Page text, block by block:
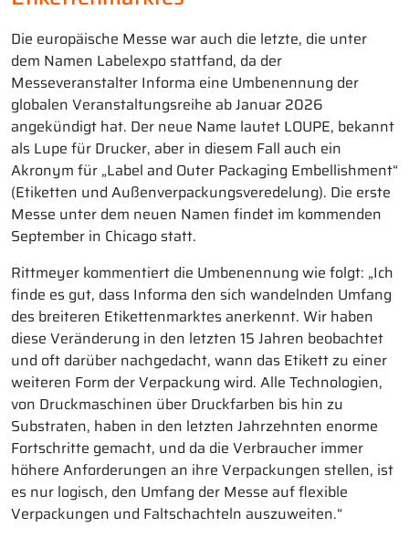
Die europäische Messe war auch die letzte, die unter
dem Namen Labelexpo stattfand, da der
Messeveranstalter Informa eine Umbenennung der
globalen Veranstaltungsreihe ab Januar 2026
angekündigt hat. Der neue Name lautet LOUPE, bekannt
als Lupe für Drucker, aber in diesem Fall auch ein
Akronym für „Label and Outer Packaging Embellishment“
(Etiketten und Außenverpackungsveredelung). Die erste
Messe unter dem neuen Namen findet im kommenden
September in Chicago statt.
Rittmeyer kommentiert die Umbenennung wie folgt: „Ich
finde es gut, dass Informa den sich wandelnden Umfang
des breiteren Etikettenmarktes anerkennt. Wir haben
diese Veränderung in den letzten 15 Jahren beobachtet
und oft darüber nachgedacht, wann das Etikett zu einer
weiteren Form der Verpackung wird. Alle Technologien,
von Druckmaschinen über Druckfarben bis hin zu
Substraten, haben in den letzten Jahrzehnten enorme
Fortschritte gemacht, und da die Verbraucher immer
höhere Anforderungen an ihre Verpackungen stellen, ist
es nur logisch, den Umfang der Messe auf flexible
Verpackungen und Faltschachteln auszuweiten.“